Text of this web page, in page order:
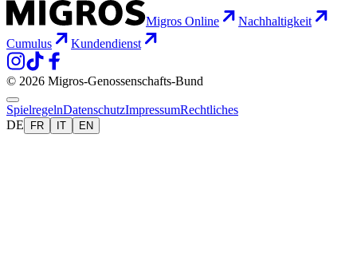
Migros Online
Nachhaltigkeit
Cumulus
Kundendienst
© 2026 Migros-Genossenschafts-Bund
SpielregelnDatenschutzImpressumRechtliches
DE
FR IT EN